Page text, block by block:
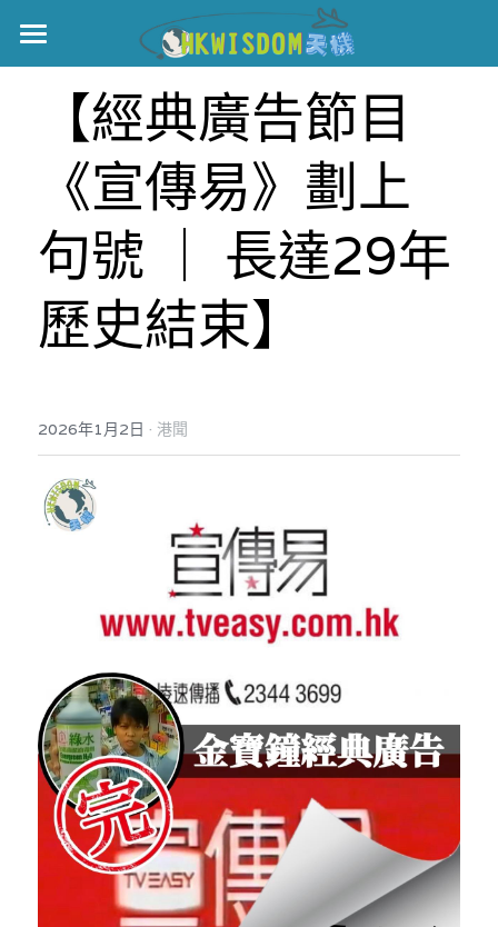
主頁
世界盃
伊美戰爭
黎智英案
正本清源•黎智英案
美西媒體謊言實錄
宏福火災
宏福‧革新
宏福火災正視聽
記錄．宏福苑火災
港聞
國際
娛樂
反華推手你要知
反華推手懶人包
反華推手起底
美西霸凌內幕
美西極權主義
真相直擊
極端暴恐實錄
屈穎妍專欄
朱庭萱專欄
莫綺琪專欄
黃萬成專欄
招國偉專欄
醫院口岸爆炸案
屠龍小隊案
黎智英案審訊
支聯會案
35+顛覆案
生活
吃喝玩指南
休閒好介紹
親子
花生仔漫畫週記
關於我們
人才招聘
投稿熱線
商戶合作
搜索
繁體中文
繁體中文
【經典廣告節目
《宣傳易》劃上
句號 ｜ 長達29年
歷史結束】
2026年1月2日 · 港聞